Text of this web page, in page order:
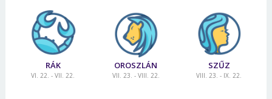
RÁK
VI. 22. - VII. 22.
OROSZLÁN
VII. 23. - VIII. 22.
SZŰZ
VIII. 23. - IX. 22.